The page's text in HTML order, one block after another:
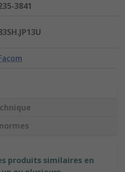
3841
produits similaires en